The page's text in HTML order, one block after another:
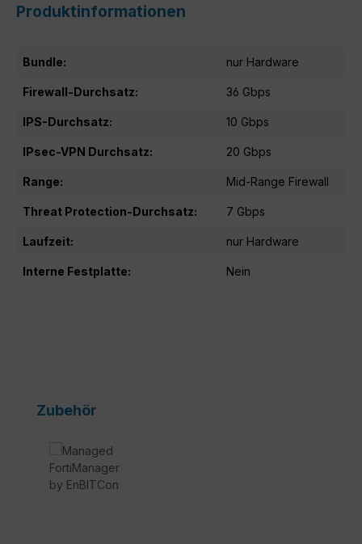
Produktinformationen
Bundle: nur Hardware
Firewall-Durchsatz: 36 Gbps
IPS-Durchsatz: 10 Gbps
IPsec-VPN Durchsatz: 20 Gbps
Range: Mid-Range Firewall
Threat Protection-Durchsatz: 7 Gbps
Laufzeit: nur Hardware
Interne Festplatte: Nein
Produktgalerie überspringen
Zubehör